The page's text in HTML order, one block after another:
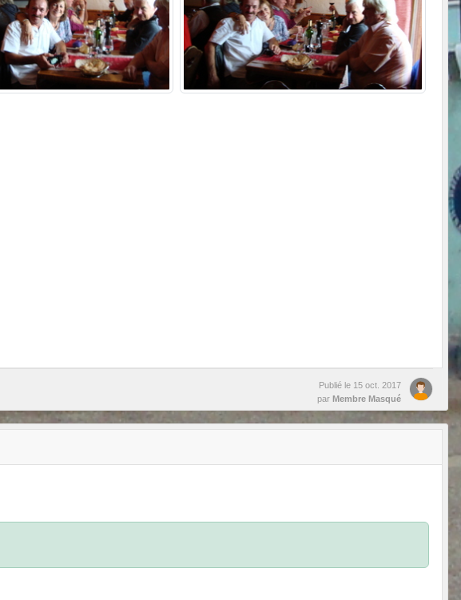
Publié le 15 oct. 2017
par Membre Masqué